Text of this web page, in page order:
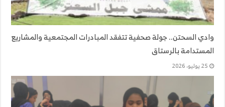
وادي السحتن.. جولة صحفية تتفقد المبادرات المجتمعية والمشاريع
المستدامة بالرستاق
25 يوليو، 2026